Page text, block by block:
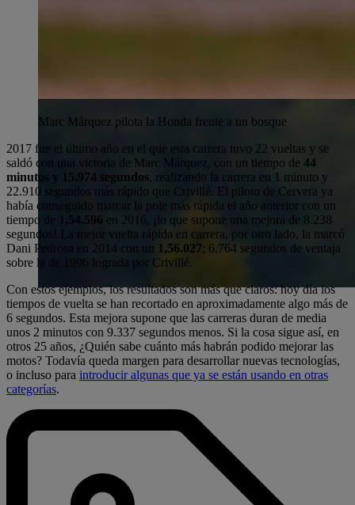
Marc Márquez pilota la Honda frente a un bosque
2017 fue el último año en el que esta carrera tuvo 22 vueltas y se
saldó con una victoria de Marc Márquez, con un tiempo de 44
minutos y 15.974 segundos, realizando la carrera en 1 minuto y
22.910 segundos más rápido que Crivillé. El piloto de Cervera ya
había conseguido marcar la pole más rápida el año anterior con un
tiempo de 1,54.596 en 2016, ¡lo que supone una mejora de 8.238
segundos! La mejor vuelta rápida en carrera, por otro lado, la marcó
Dani Pedrosa en 2014 con un 1,56.027; 6.764 segundos de ventaja
sobre la de 1996 lograda por Crivillé.
Con estos ejemplos, los resultados son más que claros: hoy día los
tiempos de vuelta se han recortado en aproximadamente algo más de
6 segundos. Esta mejora supone que las carreras duran de media
unos 2 minutos con 9.337 segundos menos. Si la cosa sigue así, en
otros 25 años, ¿Quién sabe cuánto más habrán podido mejorar las
motos? Todavía queda margen para desarrollar nuevas tecnologías,
o incluso para introducir algunas que ya se están usando en otras
categorías.